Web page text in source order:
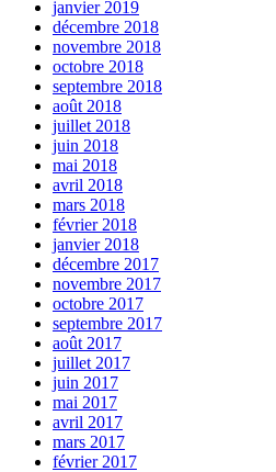
janvier 2019
décembre 2018
novembre 2018
octobre 2018
septembre 2018
août 2018
juillet 2018
juin 2018
mai 2018
avril 2018
mars 2018
février 2018
janvier 2018
décembre 2017
novembre 2017
octobre 2017
septembre 2017
août 2017
juillet 2017
juin 2017
mai 2017
avril 2017
mars 2017
février 2017